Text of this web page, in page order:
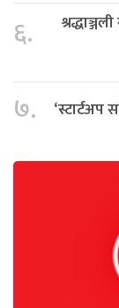
६.
७.